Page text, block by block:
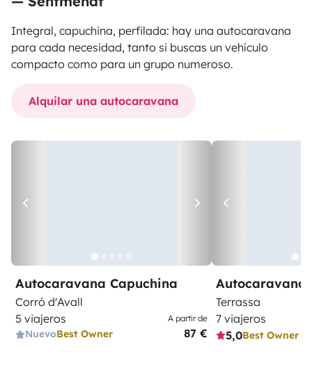
Integral, capuchina, perfilada: hay una autocaravana
para cada necesidad, tanto si buscas un vehículo
compacto como para un grupo numeroso.
Alquilar una autocaravana
Autocaravana Capuchina
Corró d'Avall
5 viajeros
NuevoBest Owner
A partir de
87 €
Autocaravana
Terrassa
7 viajeros
5,0Best Owner